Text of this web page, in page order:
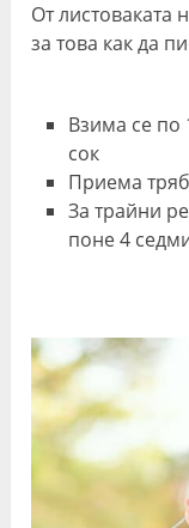
От листоваката
за това как да
Взима се по
сок
Приема
За трайни
поне 4